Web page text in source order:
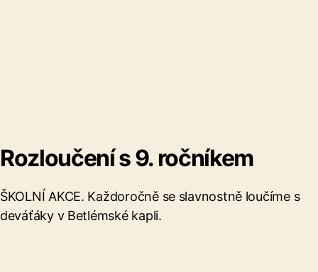
Rozloučení s 9. ročníkem
ŠKOLNÍ AKCE. Každoročně se slavnostně loučíme s
deváťáky v Betlémské kapli.